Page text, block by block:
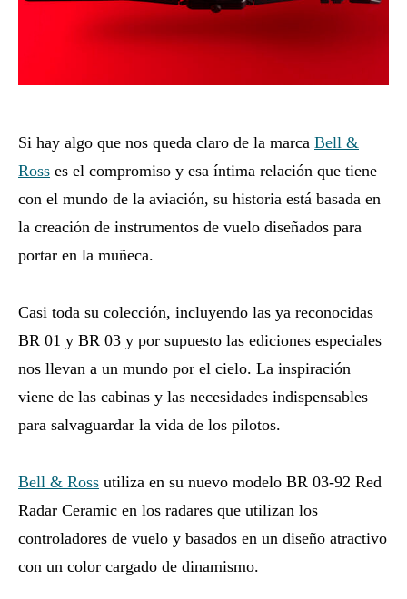
Si hay algo que nos queda claro de la marca Bell &
Ross es el compromiso y esa íntima relación que tiene
con el mundo de la aviación, su historia está basada en
la creación de instrumentos de vuelo diseñados para
portar en la muñeca.
Casi toda su colección, incluyendo las ya reconocidas
BR 01 y BR 03 y por supuesto las ediciones especiales
nos llevan a un mundo por el cielo. La inspiración
viene de las cabinas y las necesidades indispensables
para salvaguardar la vida de los pilotos.
Bell & Ross utiliza en su nuevo modelo BR 03-92 Red
Radar Ceramic en los radares que utilizan los
controladores de vuelo y basados en un diseño atractivo
con un color cargado de dinamismo.